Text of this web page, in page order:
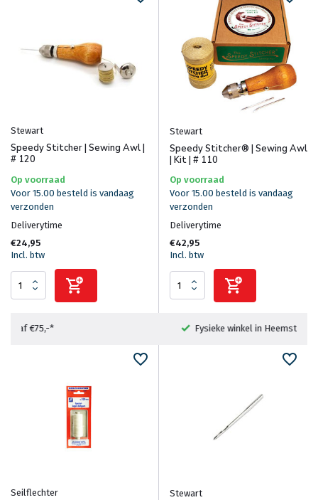
Stewart
Speedy Stitcher | Sewing Awl |
# 120
Op voorraad
Voor 15.00 besteld is vandaag
verzonden
Deliverytime
€24,95
Incl. btw
Stewart
Speedy Stitcher® | Sewing Awl
| Kit | # 110
Op voorraad
Voor 15.00 besteld is vandaag
verzonden
Deliverytime
€42,95
Incl. btw
Fysieke winkel in Heemstede
Seilflechter Stewart